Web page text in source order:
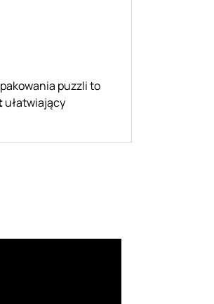
puzzli to
ułatwiający